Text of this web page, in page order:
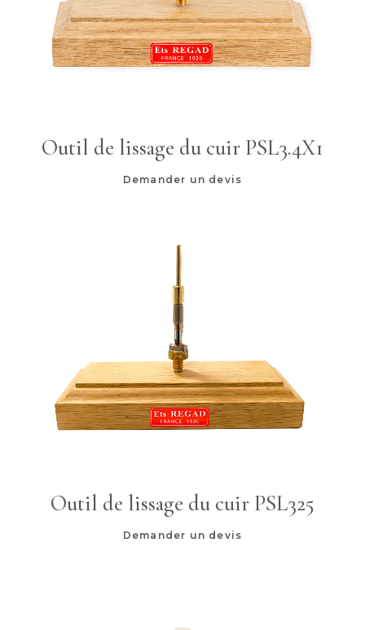
Outil de lissage du cuir PSL3.4X1
Demander un devis
Outil de lissage du cuir PSL325
Demander un devis